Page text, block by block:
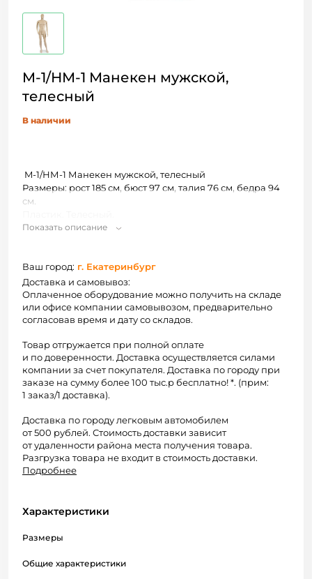
M-1/НМ-1 Манекен мужской,
телесный
В наличии
M-1/НМ-1 Манекен мужской, телесный
Размеры: рост 185 см, бюст 97 см, талия 76 см, бедра 94
см.
Показать описание
Ваш город: г. Екатеринбург
Доставка и самовывоз:
Оплаченное оборудование можно получить на складе
или офисе компании самовывозом, предварительно
согласовав время и дату со складов.
Товар отгружается при полной оплате
и по доверенности. Доставка осуществляется силами
компании за счет покупателя. Доставка по городу при
заказе на сумму более 100 тыс.р бесплатно! *. (прим:
1 заказ/1 доставка).
Доставка по городу легковым автомобилем
от 500 рублей. Стоимость доставки зависит
от удаленности района места получения товара.
Разгрузка товара не входит в стоимость доставки.
Подробнее
Характеристики
Размеры
Общие характеристики